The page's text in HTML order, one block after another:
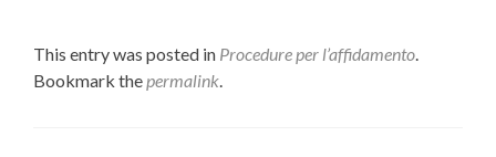
This entry was posted in Procedure per l’affidamento.
Bookmark thepermalink.